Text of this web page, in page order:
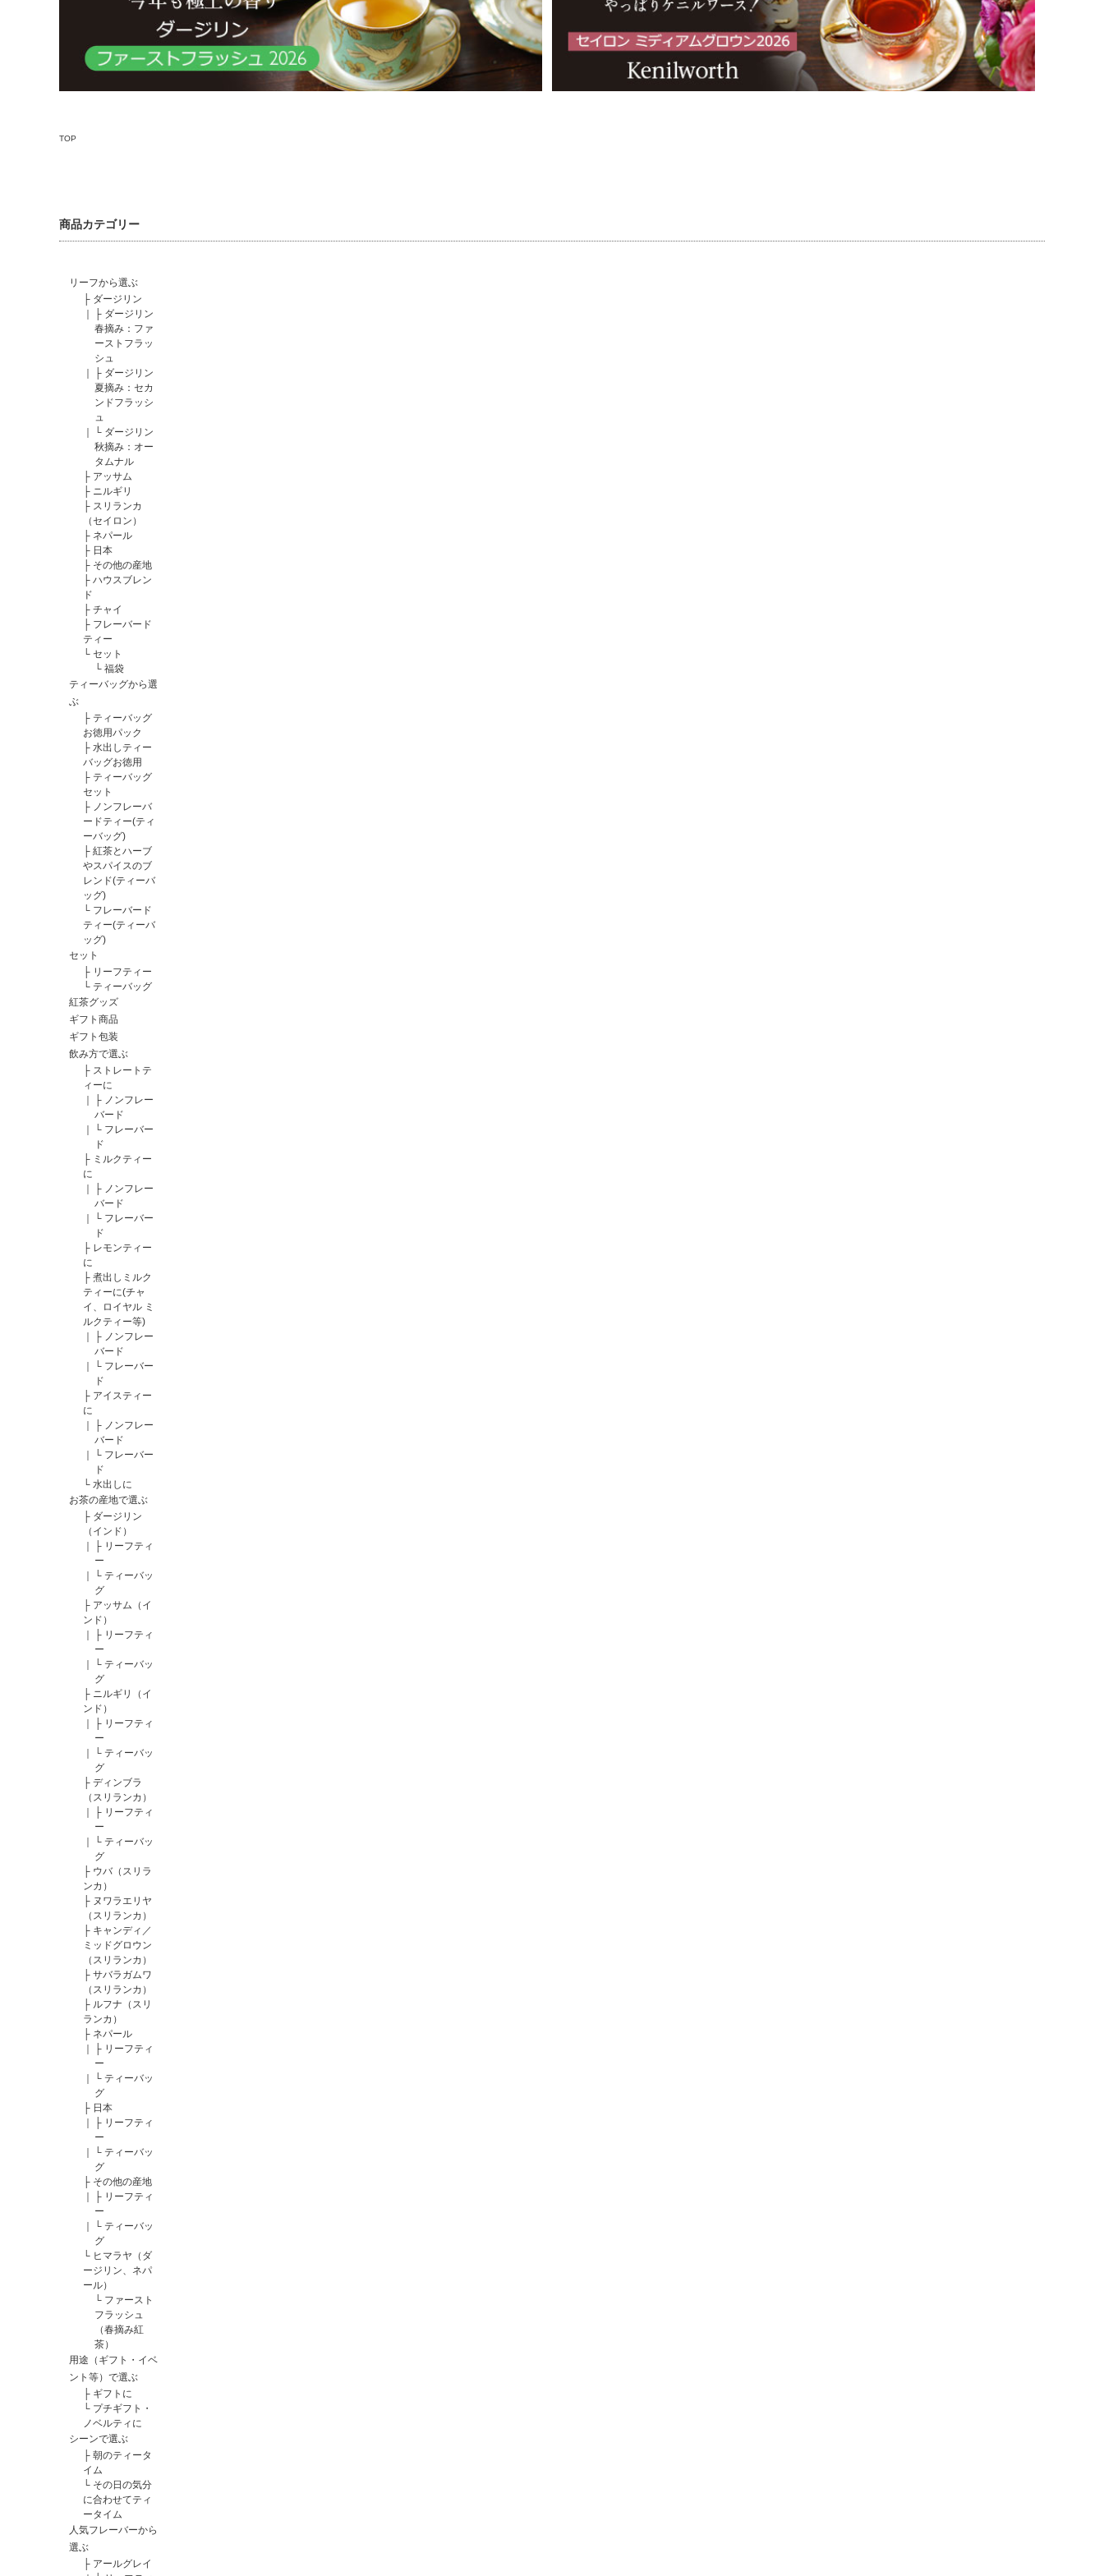
TOP
商品カテゴリー
リーフから選ぶ
├ ダージリン
├ ダージリン
春摘み：ファ
ーストフラッ
シュ
├ ダージリン
夏摘み：セカ
ンドフラッシ
ュ
└ ダージリン
秋摘み：オー
タムナル
├ アッサム
├ ニルギリ
├ スリランカ
（セイロン）
├ ネパール
├ 日本
├ その他の産地
├ ハウスブレン
ド
├ チャイ
├ フレーバード
ティー
└ セット
└ 福袋
ティーバッグから選
ぶ
├ ティーバッグ
お徳用パック
├ 水出しティー
バッグお徳用
├ ティーバッグ
セット
├ ノンフレーバ
ードティー(ティ
ーバッグ)
├ 紅茶とハーブ
やスパイスのブ
レンド(ティーバ
ッグ)
└ フレーバード
ティー(ティーバ
ッグ)
セット
├ リーフティー
└ ティーバッグ
紅茶グッズ
ギフト商品
ギフト包装
飲み方で選ぶ
├ ストレートテ
ィーに
├ ノンフレー
バード
└ フレーバー
ド
├ ミルクティー
に
├ ノンフレー
バード
└ フレーバー
ド
├ レモンティー
に
├ 煮出しミルク
ティーに(チャ
イ、ロイヤル ミ
ルクティー等)
├ ノンフレー
バード
└ フレーバー
ド
├ アイスティー
に
├ ノンフレー
バード
└ フレーバー
ド
└ 水出しに
お茶の産地で選ぶ
├ ダージリン
（インド）
├ リーフティ
ー
└ ティーバッ
グ
├ アッサム（イ
ンド）
├ リーフティ
ー
└ ティーバッ
グ
├ ニルギリ（イ
ンド）
├ リーフティ
ー
└ ティーバッ
グ
├ ディンブラ
（スリランカ）
├ リーフティ
ー
└ ティーバッ
グ
├ ウバ（スリラ
ンカ）
├ ヌワラエリヤ
（スリランカ）
├ キャンディ／
ミッドグロウン
（スリランカ）
├ サバラガムワ
（スリランカ）
├ ルフナ（スリ
ランカ）
├ ネパール
├ リーフティ
ー
└ ティーバッ
グ
├ 日本
├ リーフティ
ー
└ ティーバッ
グ
├ その他の産地
├ リーフティ
ー
└ ティーバッ
グ
└ ヒマラヤ（ダ
ージリン、ネパ
ール）
└ ファースト
フラッシュ
（春摘み紅
茶）
用途（ギフト・イベ
ント等）で選ぶ
├ ギフトに
└ プチギフト・
ノベルティに
シーンで選ぶ
├ 朝のティータ
イム
└ その日の気分
に合わせてティ
ータイム
人気フレーバーから
選ぶ
├ アールグレイ